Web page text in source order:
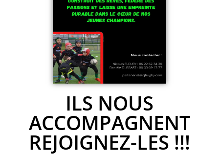
ILS NOUS
ACCOMPAGNENT
REJOIGNEZ-LES !!!